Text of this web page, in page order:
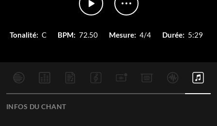
Tonalité: C BPM: 72.50 Mesure: 4/4 Durée: 5:29
INFOS DU CHANT